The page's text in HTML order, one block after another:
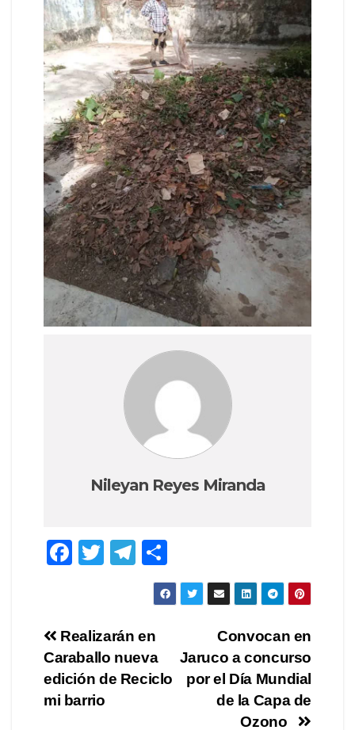
Nileyan Reyes Miranda
F
e
b
o
o
T
er
T
el
gr
a
m
o
m
ar
tir
Navegación
de
entradas
Convocan en
Jaruco a concurso
por el Día Mundial
de la Capa de
Ozono
Realizarán en
Caraballo nueva
edición de Reciclo
mi barrio